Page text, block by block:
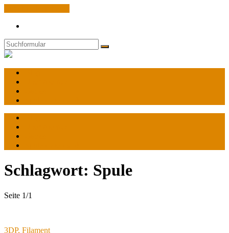
Suchen
World
Atenzas
Schlagwort: Spule
Seite 1/1
3DP, Filament